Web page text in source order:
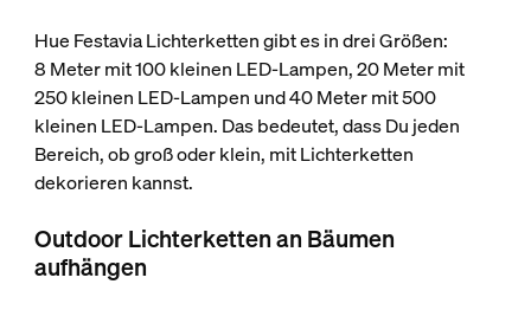
Hue Festavia Lichterketten gibt es in drei Größen:
8 Metermit 100 kleinen LED-Lampen, 20 Metermit
250 kleinen LED-Lampen und 40 Metermit 500
kleinen LED-Lampen. Das bedeutet, dass Du jeden
Bereich, ob groß oder klein, mit Lichterketten
dekorieren kannst.
Outdoor Lichterketten an Bäumen
aufhängen